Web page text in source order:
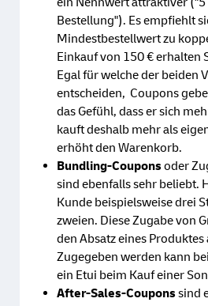
Bestellung"). Es empfiehlt
Mindestbestellwert zu
Einkauf von 150 € erhalten
Egal für welche der beiden
entscheiden, Coupons
das Gefühl, dass er sich
kauft deshalb mehr als
erhöht den Warenkorb.
Bundling-Couponsoder
sind ebenfalls sehr beliebt.
Kunde beispielsweise drei
zweien. Diese Zugabe von
den Absatz eines
Zugegeben werden kann
ein Etui beim Kauf einer
After-Sales-Couponssind